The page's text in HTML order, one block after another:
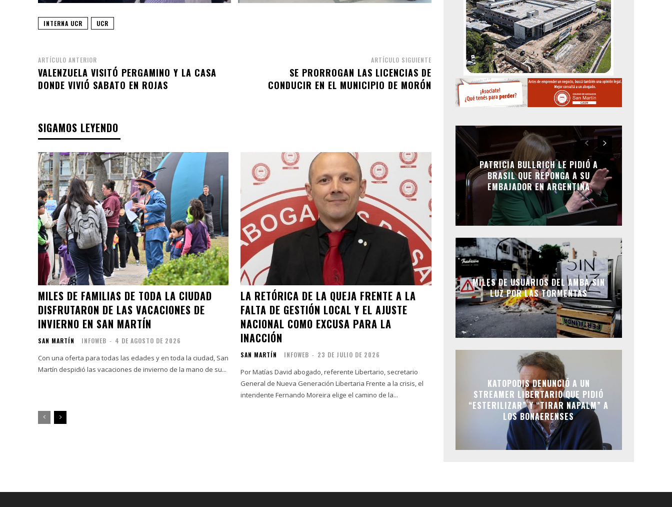
INTERNA UCR UCR
ARTÍCULO ANTERIOR
VALENZUELA VISITÓ PERGAMINO Y LA CASA
DONDE VIVIÓ SABATO EN ROJAS
ARTÍCULO SIGUIENTE
SE PRORROGAN LAS LICENCIAS DE
CONDUCIR EN EL MUNICIPIO DE MORÓN
SIGAMOS LEYENDO
MILES DE FAMILIAS DE TODA LA CIUDAD
DISFRUTARON DE LAS VACACIONES DE
INVIERNO EN SAN MARTÍN
SAN MARTÍN INFOWEB - 4 DE AGOSTO DE 2026
Con una oferta para todas las edades y en toda la ciudad, San
Martín despidió las vacaciones de invierno de la mano de su...
LA RETÓRICA DE LA QUEJA FRENTE A LA
FALTA DE GESTIÓN LOCAL Y EL AJUSTE
NACIONAL COMO EXCUSA PARA LA
INACCIÓN
SAN MARTÍN INFOWEB - 23 DE JULIO DE 2026
Por Matías David abogado, referente Libertario, secretario
General de Nueva Generación Libertaria Frente a la crisis, el
intendente Fernando Moreira elige el camino de la...
PATRICIA BULLRICH LE PIDIÓ A
BRASIL QUE REPONGA A SU
EMBAJADOR EN ARGENTINA
MILES DE USUARIOS DEL AMBA SIN
LUZ POR LAS TORMENTAS
KATOPODIS DENUNCIÓ A UN
STREAMER LIBERTARIO QUE PIDIÓ
“ESTERILIZAR” Y “TIRAR NAPALM” A
LOS BONAERENSES